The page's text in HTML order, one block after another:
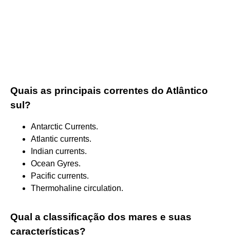
Quais as principais correntes do Atlântico
sul?
Antarctic Currents.
Atlantic currents.
Indian currents.
Ocean Gyres.
Pacific currents.
Thermohaline circulation.
Qual a classificação dos mares e suas
características?